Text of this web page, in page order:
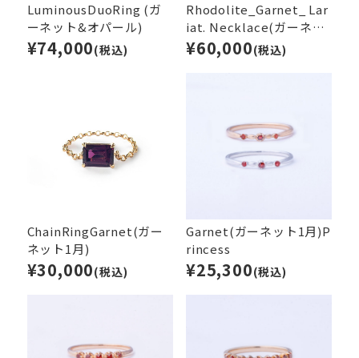
LuminousDuoRing (ガ
ーネット&オパール)
¥74,000(税込)
Rhodolite_Garnet_ Lar
iat. Necklace(ガーネッ
ト)
¥60,000(税込)
ChainRingGarnet(ガー
ネット1月)
¥30,000(税込)
Garnet(ガーネット1月)P
rincess
¥25,300(税込)